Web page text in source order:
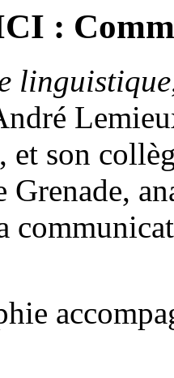
:
linguistique
et son
Grenade,